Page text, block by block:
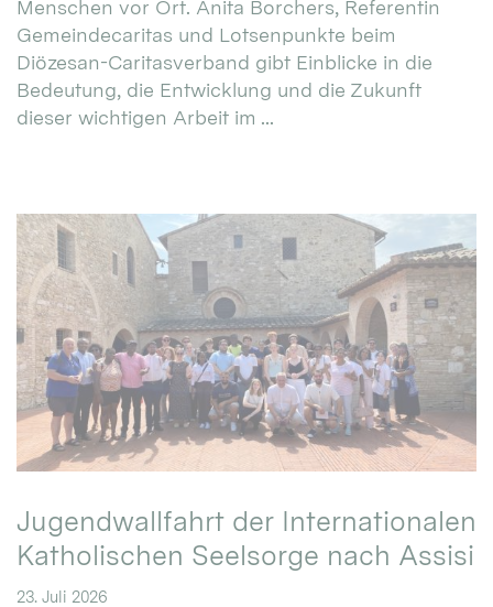
Menschen vor Ort. Anita Borchers, Referentin
Gemeindecaritas und Lotsenpunkte beim
Diözesan-Caritasverband gibt Einblicke in die
Bedeutung, die Entwicklung und die Zukunft
dieser wichtigen Arbeit im ...
Jugendwallfahrt der Internationalen
Katholischen Seelsorge nach Assisi
23. Juli 2026